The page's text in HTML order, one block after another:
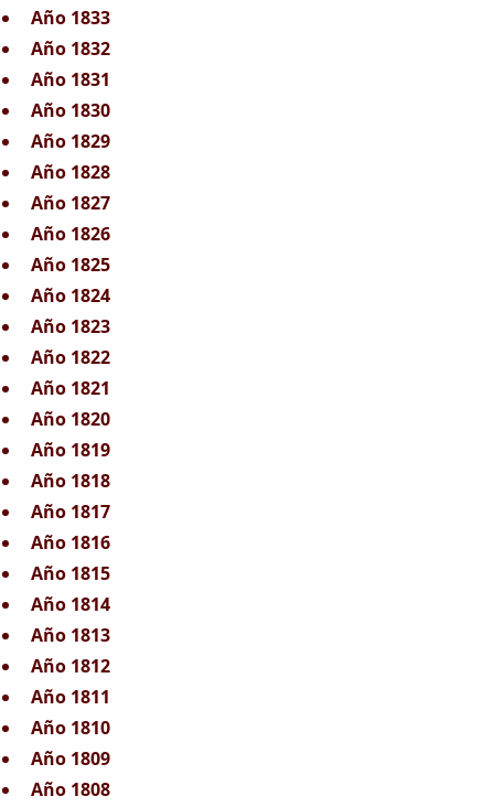
Año 1833
Año 1832
Año 1831
Año 1830
Año 1829
Año 1828
Año 1827
Año 1826
Año 1825
Año 1824
Año 1823
Año 1822
Año 1821
Año 1820
Año 1819
Año 1818
Año 1817
Año 1816
Año 1815
Año 1814
Año 1813
Año 1812
Año 1811
Año 1810
Año 1809
Año 1808